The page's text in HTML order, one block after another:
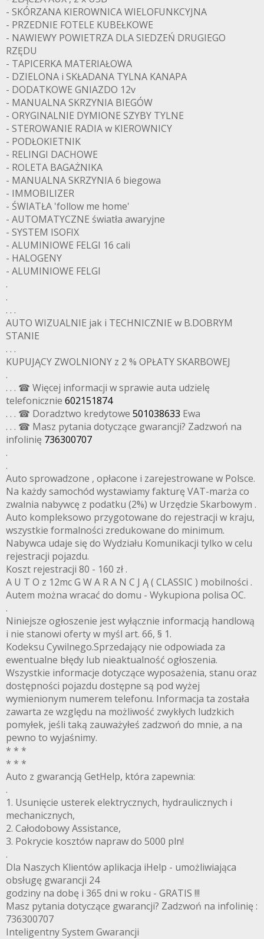
- SKÓRZANA KIEROWNICA WIELOFUNKCYJNA
- PRZEDNIE FOTELE KUBEŁKOWE
- NAWIEWY POWIETRZA DLA SIEDZEŃ DRUGIEGO
RZĘDU
- TAPICERKA MATERIAŁOWA
- DZIELONA i SKŁADANA TYLNA KANAPA
- DODATKOWE GNIAZDO 12v
- MANUALNA SKRZYNIA BIEGÓW
- ORYGINALNIE DYMIONE SZYBY TYLNE
- STEROWANIE RADIA w KIEROWNICY
- PODŁOKIETNIK
- RELINGI DACHOWE
- ROLETA BAGAŻNIKA
- MANUALNA SKRZYNIA 6 biegowa
- IMMOBILIZER
- ŚWIATŁA 'follow me home'
- AUTOMATYCZNE światła awaryjne
- SYSTEM ISOFIX
- ALUMINIOWE FELGI 16 cali
- HALOGENY
- ALUMINIOWE FELGI
.
.
. . .
AUTO WIZUALNIE jak i TECHNICZNIE w B.DOBRYM
STANIE
. . .
KUPUJĄCY ZWOLNIONY z 2 % OPŁATY SKARBOWEJ
.
. . . ☎ Więcej informacji w sprawie auta udzielę
telefonicznie 602151874
. . . ☎ Doradztwo kredytowe 501038633 Ewa
. . . ☎ Masz pytania dotyczące gwarancji? Zadzwoń na
infolinię 736300707
.
.
Auto sprowadzone , opłacone i zarejestrowane w Polsce.
Na każdy samochód wystawiamy fakturę VAT-marża co
zwalnia nabywcę z podatku (2%) w Urzędzie Skarbowym .
Auto kompleksowo przygotowane do rejestracji w kraju,
wszystkie formalności zredukowane do minimum.
Nabywca udaje się do Wydziału Komunikacji tylko w celu
rejestracji pojazdu.
Koszt rejestracji 80 - 160 zł .
A U T O z 12mc G W A R A N C J Ą ( CLASSIC ) mobilności .
Autem można wracać do domu - Wykupiona polisa OC.
.
Niniejsze ogłoszenie jest wyłącznie informacją handlową
i nie stanowi oferty w myśl art. 66, § 1.
Kodeksu Cywilnego.Sprzedający nie odpowiada za
ewentualne błędy lub nieaktualność ogłoszenia.
Wszystkie informacje dotyczące wyposażenia, stanu oraz
dostępności pojazdu dostępne są pod wyżej
wymienionym numerem telefonu. Informacja ta została
zawarta ze względu na możliwość zwykłych ludzkich
pomyłek, jeśli taką zauważyłeś zadzwoń do mnie, a na
pewno to wyjaśnimy.
* * *
* * *
Auto z gwarancją GetHelp, która zapewnia:
.
1. Usunięcie usterek elektrycznych, hydraulicznych i
mechanicznych,
2. Całodobowy Assistance,
3. Pokrycie kosztów napraw do 5000 pln!
.
Dla Naszych Klientów aplikacja iHelp - umożliwiająca
obsługę gwarancji 24
godziny na dobę i 365 dni w roku - GRATIS !!!
Masz pytania dotyczące gwarancji? Zadzwoń na infolinię :
736300707
Inteligentny System Gwarancji